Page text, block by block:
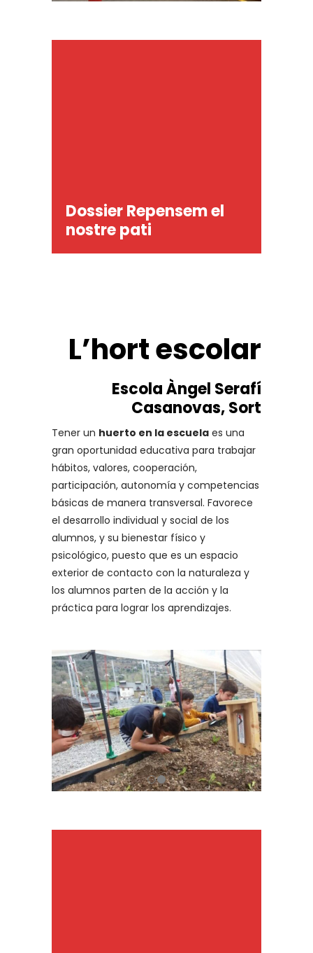
Dossier Repensem el
nostre pati
L’hort escolar
Escola Àngel Serafí
Casanovas, Sort
Tener un huerto en la escuela es una
gran oportunidad educativa para trabajar
hábitos, valores, cooperación,
participación, autonomía y competencias
básicas de manera transversal. Favorece
el desarrollo individual y social de los
alumnos, y su bienestar físico y
psicológico, puesto que es un espacio
exterior de contacto con la naturaleza y
los alumnos parten de la acción y la
práctica para lograr los aprendizajes.